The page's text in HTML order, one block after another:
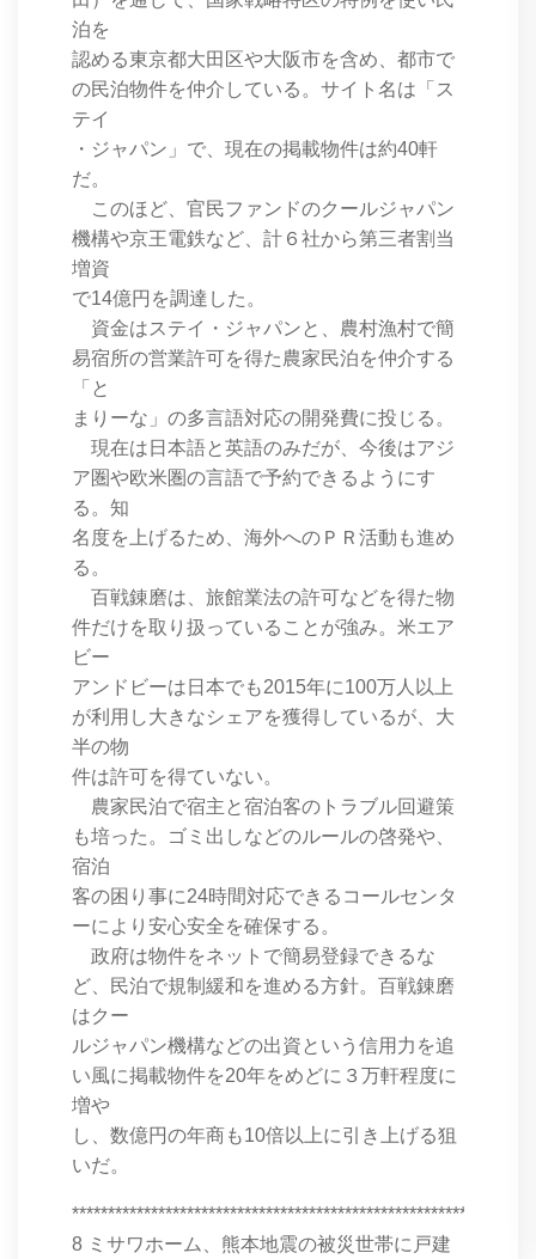
泊を
認める東京都大田区や大阪市を含め、都市で
の民泊物件を仲介している。サイト名は「ス
テイ
・ジャパン」で、現在の掲載物件は約40軒
だ。
このほど、官民ファンドのクールジャパン
機構や京王電鉄など、計６社から第三者割当
増資
で14億円を調達した。
資金はステイ・ジャパンと、農村漁村で簡
易宿所の営業許可を得た農家民泊を仲介する
「と
まりーな」の多言語対応の開発費に投じる。
現在は日本語と英語のみだが、今後はアジ
ア圏や欧米圏の言語で予約できるようにす
る。知
名度を上げるため、海外へのＰＲ活動も進め
る。
百戦錬磨は、旅館業法の許可などを得た物
件だけを取り扱っていることが強み。米エア
ビー
アンドビーは日本でも2015年に100万人以上
が利用し大きなシェアを獲得しているが、大
半の物
件は許可を得ていない。
農家民泊で宿主と宿泊客のトラブル回避策
も培った。ゴミ出しなどのルールの啓発や、
宿泊
客の困り事に24時間対応できるコールセンタ
ーにより安心安全を確保する。
政府は物件をネットで簡易登録できるな
ど、民泊で規制緩和を進める方針。百戦錬磨
はクー
ルジャパン機構などの出資という信用力を追
い風に掲載物件を20年をめどに３万軒程度に
増や
し、数億円の年商も10倍以上に引き上げる狙
いだ。
8 ミサワホーム、熊本地震の被災世帯に戸建